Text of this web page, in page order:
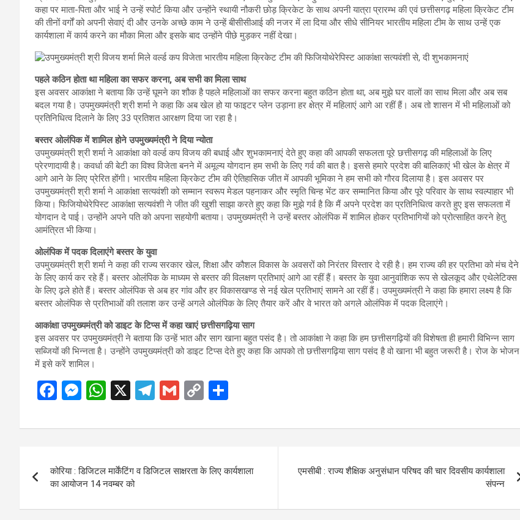
कहा पर माता-पिता और भाई ने उन्हें स्पोर्ट किया और उन्होंने स्थायी नौकरी छोड़ क्रिकेट के साथ अपनी यात्रा प्रारम्भ की एवं छत्तीसगढ़ महिला क्रिकेट टीम
की तीनों वर्गों को अपनी सेवाएं दी और उनके अच्छे काम ने उन्हें बीसीसीआई की नजर में ला दिया और सीधे सीनियर भारतीय महिला टीम के साथ उन्हें एक
कार्यशाला में कार्य करने का मौका मिला और इसके बाद उन्होंने पीछे मुड़कर नहीं देखा।
पहले कठिन होता था महिला का सफर करना, अब सभी का मिला साथ
इस अवसर आकांक्षा ने बताया कि उन्हें घूमने का शौक है पहले महिलाओं का सफर करना बहुत कठिन होता था, अब मुझे घर वालों का साथ मिला और अब सब
बदल गया है। उपमुख्यमंत्री श्री शर्मा ने कहा कि अब खेल हो या फाइटर प्लेन उड़ाना हर क्षेत्र में महिलाएं आगे आ रहीं हैं। अब तो शासन में भी महिलाओं को
प्रतिनिधित्व दिलाने के लिए 33 प्रतिशत आरक्षण दिया जा रहा है।
बस्तर ओलंपिक में शामिल होने उपमुख्यमंत्री ने दिया न्योता
उपमुख्यमंत्री श्री शर्मा ने आकांक्षा को वर्ल्ड कप विजय की बधाई और शुभकामनाएं देते हुए कहा की आपकी सफलता पूरे छत्तीसगढ़ की महिलाओं के लिए
प्रेरणादायी है। कवर्धा की बेटी का विश्व विजेता बनने में अमूल्य योगदान हम सभी के लिए गर्व की बात है। इससे हमारे प्रदेश की बालिकाएं भी खेल के क्षेत्र में
आगे आने के लिए प्रेरित होंगी। भारतीय महिला क्रिकेट टीम की ऐतिहासिक जीत में आपकी भूमिका ने हम सभी को गौरव दिलाया है। इस अवसर पर
उपमुख्यमंत्री श्री शर्मा ने आकांक्षा सत्यवंशी को सम्मान स्वरूप मेडल पहनाकर और स्मृति चिन्ह भेंट कर सम्मानित किया और पूरे परिवार के साथ स्वल्पाहार भी
किया। फिजियोथेरेपिस्ट आकांक्षा सत्यवंशी ने जीत की खुशी साझा करते हुए कहा कि मुझे गर्व है कि मैं अपने प्रदेश का प्रतिनिधित्व करते हुए इस सफलता में
योगदान दे पाई। उन्होंने अपने पति को अपना सहयोगी बताया। उपमुख्यमंत्री ने उन्हें बस्तर ओलंपिक में शामिल होकर प्रतिभागियों को प्रोत्साहित करने हेतु
आमंत्रित भी किया।
ओलंपिक में पदक दिलाएंगे बस्तर के युवा
उपमुख्यमंत्री श्री शर्मा ने कहा की राज्य सरकार खेल, शिक्षा और कौशल विकास के अवसरों को निरंतर विस्तार दे रही है। हम राज्य की हर प्रतिभा को मंच देने
के लिए कार्य कर रहे हैं। बस्तर ओलंपिक के माध्यम से बस्तर की विलक्षण प्रतिभाएं आगे आ रहीं हैं। बस्तर के युवा आनुवांशिक रूप से खेलकूद और एथेलेटिक्स
के लिए ढ़ले होते हैं। बस्तर ओलंपिक से अब हर गांव और हर विकासखण्ड से नई खेल प्रतिभाएं सामने आ रहीं हैं। उपमुख्यमंत्री ने कहा कि हमारा लक्ष्य है कि
बस्तर ओलंपिक से प्रतिभाओं की तलाश कर उन्हें अगले ओलंपिक के लिए तैयार करें और वे भारत को अगले ओलंपिक में पदक दिलाएंगे।
आकांक्षा उपमुख्यमंत्री को डाइट के टिप्स में कहा खाएं छत्तीसगढ़िया साग
इस अवसर पर उपमुख्यमंत्री ने बताया कि उन्हें भात और साग खाना बहुत पसंद है। तो आकांक्षा ने कहा कि हम छत्तीसगढ़ियों की विशेषता ही हमारी विभिन्न साग
सब्जियों की भिन्नता है। उन्होंने उपमुख्यमंत्री को डाइट टिप्स देते हुए कहा कि आपको तो छत्तीसगढ़िया साग पसंद है वो खाना भी बहुत जरूरी है। रोज के भोजन
में इसे करें शामिल।
F
ce
o
o
k
M
se
g
er
W
at
A
p
p
X
T
e
a
G
ail
C
py
n
ar
navigation
कोरिया : डिजिटल मार्केंटिंग व डिजिटल साक्षरता के लिए कार्यशाला
का आयोजन 14 नवम्बर को
एमसीबी : राज्य शैक्षिक अनुसंधान परिषद की चार दिवसीय कार्यशाला
संपन्न